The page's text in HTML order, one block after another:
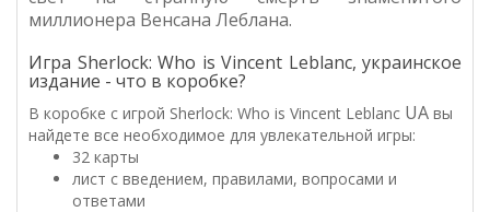
миллионера Венсана Леблана.
Игра Sherlock: Who is Vincent Leblanc, украинское
издание - что в коробке?
В коробке с игрой Sherlock: Who is Vincent Leblanc UA вы
найдете все необходимое для увлекательной игры:
32 карты
лист с введением, правилами, вопросами и
ответами